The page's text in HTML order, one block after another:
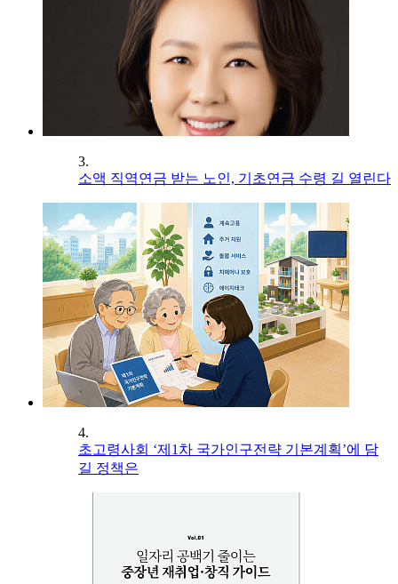
3.
소액 직역연금 받는 노인, 기초연금 수령 길 열린다
4.
초고령사회 ‘제1차 국가인구전략 기본계획’에 담
길 정책은